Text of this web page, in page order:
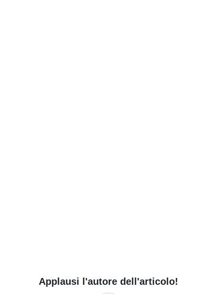
Applausi l'autore dell'articolo!